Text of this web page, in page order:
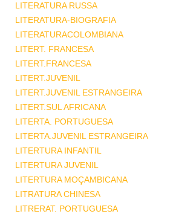
LITERATURA RUSSA
LITERATURA-BIOGRAFIA
LITERATURACOLOMBIANA
LITERT. FRANCESA
LITERT.FRANCESA
LITERT.JUVENIL
LITERT.JUVENIL ESTRANGEIRA
LITERT.SUL AFRICANA
LITERTA. PORTUGUESA
LITERTA.JUVENIL ESTRANGEIRA
LITERTURA INFANTIL
LITERTURA JUVENIL
LITERTURA MOÇAMBICANA
LITRATURA CHINESA
LITRERAT. PORTUGUESA